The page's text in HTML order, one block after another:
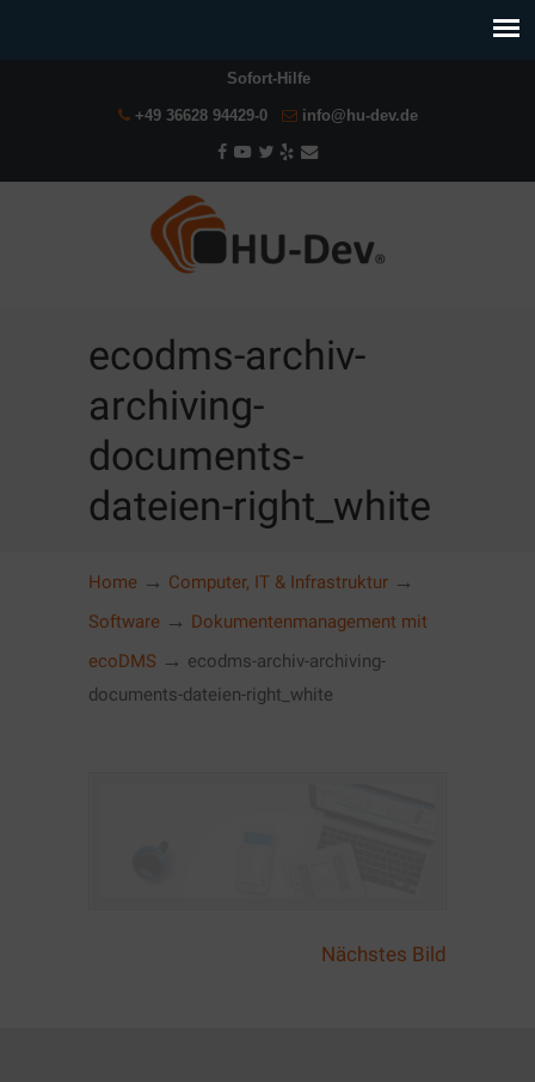
Sofort-Hilfe
+49 36628 94429-0 info@hu-dev.de
ecodms-archiv-
archiving-
documents-
dateien-right_white
Home → Computer, IT & Infrastruktur →
Software → Dokumentenmanagement mit
ecoDMS → ecodms-archiv-archiving-
documents-dateien-right_white
Nächstes Bild